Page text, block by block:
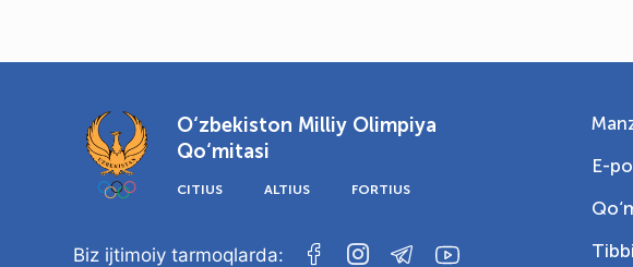
O‘zbekiston Milliy Olimpiya
Qo‘mitasi
CITIUS ALTIUS FORTIUS
Biz ijtimoiy tarmoqlarda:
E-